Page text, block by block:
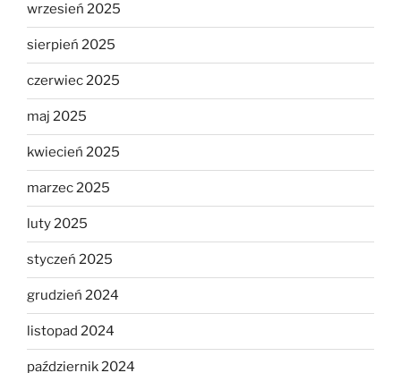
wrzesień 2025
sierpień 2025
czerwiec 2025
maj 2025
kwiecień 2025
marzec 2025
luty 2025
styczeń 2025
grudzień 2024
listopad 2024
październik 2024